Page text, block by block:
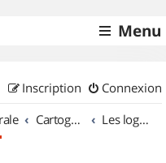
Menu
Connexion
Inscription
Cartographie et GPS Les logiciels